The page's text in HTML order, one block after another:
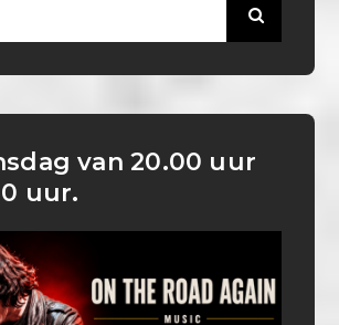
van 20.00 uur
uur.